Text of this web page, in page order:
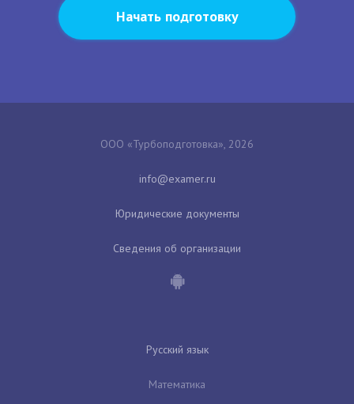
Начать подготовку
ООО «Турбоподготовка», 2026
Юридические документы
Сведения об организации
Русский язык
Математика